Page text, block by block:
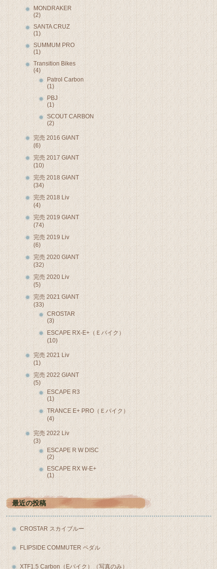
MONDRAKER
(2)
SANTA CRUZ
(1)
SUMMUM PRO
(1)
Transition Bikes
(4)
Patrol Carbon
(1)
PBJ
(1)
SCOUT CARBON
(2)
完売 2016 GIANT
(6)
完売 2017 GIANT
(10)
完売 2018 GIANT
(34)
完売 2018 Liv
(4)
完売 2019 GIANT
(74)
完売 2019 Liv
(6)
完売 2020 GIANT
(32)
完売 2020 Liv
(5)
完売 2021 GIANT
(33)
CROSTAR
(3)
ESCAPE RX-E+（Ｅバイク）
(10)
完売 2021 Liv
(1)
完売 2022 GIANT
(5)
ESCAPE R3
(1)
TRANCE E+ PRO（Ｅバイク）
(4)
完売 2022 Liv
(3)
ESCAPE R W DISC
(2)
ESCAPE RX W-E+
(1)
最近の投稿
CROSTAR スカイブルー
FLIPSIDE COMMUTER ペダル
XTF1.5 Carbon（Eバイク）（写真のみ）